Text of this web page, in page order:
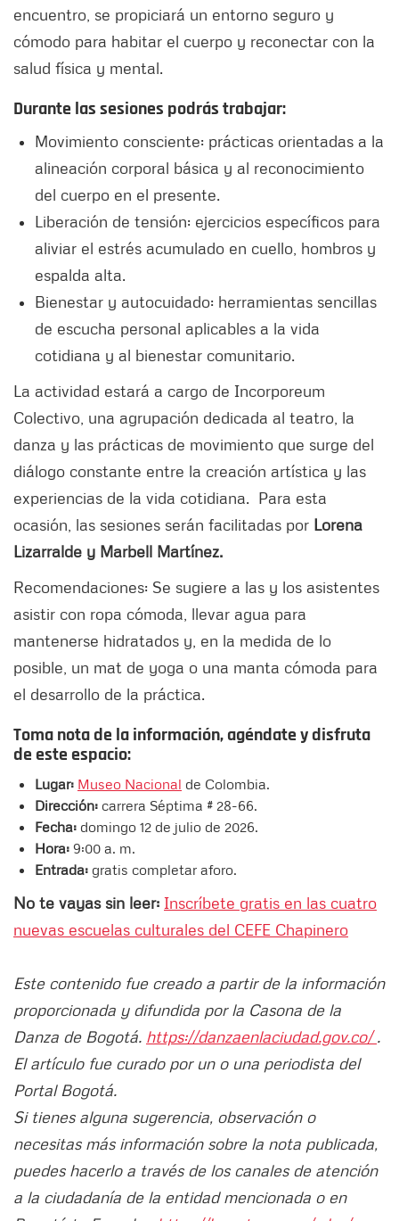
encuentro, se propiciará un entorno seguro y
cómodo para habitar el cuerpo y reconectar con la
salud física y mental.
Durante las sesiones podrás trabajar:
Movimiento consciente: prácticas orientadas a la
alineación corporal básica y al reconocimiento
del cuerpo en el presente.
Liberación de tensión: ejercicios específicos para
aliviar el estrés acumulado en cuello, hombros y
espalda alta.
Bienestar y autocuidado: herramientas sencillas
de escucha personal aplicables a la vida
cotidiana y al bienestar comunitario.
La actividad estará a cargo de Incorporeum
Colectivo, una agrupación dedicada al teatro, la
danza y las prácticas de movimiento que surge del
diálogo constante entre la creación artística y las
experiencias de la vida cotidiana. Para esta
ocasión, las sesiones serán facilitadas por Lorena
Lizarralde y Marbell Martínez.
Recomendaciones: Se sugiere a las y los asistentes
asistir con ropa cómoda, llevar agua para
mantenerse hidratados y, en la medida de lo
posible, un mat de yoga o una manta cómoda para
el desarrollo de la práctica.
Toma nota de la información, agéndate y disfruta
de este espacio:
Lugar: Museo Nacional de Colombia.
Dirección: carrera Séptima # 28-66.
Fecha: domingo 12 de julio de 2026.
Hora: 9:00 a. m.
Entrada: gratis completar aforo.
No te vayas sin leer: Inscríbete gratis en las cuatro
nuevas escuelas culturales del CEFE Chapinero
Este contenido fue creado a partir de la información
proporcionada y difundida por la Casona de la
Danza de Bogotá. https://danzaenlaciudad.gov.co/.
El artículo fue curado por un o una periodista del
Portal Bogotá.
Si tienes alguna sugerencia, observación o
necesitas más información sobre la nota publicada,
puedes hacerlo a través de los canales de atención
a la ciudadanía de la entidad mencionada o en